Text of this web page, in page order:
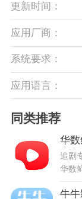
更新时间：
应用厂商：
系统要求：
应用语言：
同类推荐
华
追剧
牛